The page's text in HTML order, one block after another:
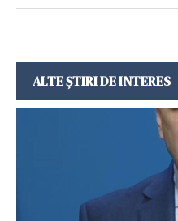
ALTE ȘTIRI DE INTERES